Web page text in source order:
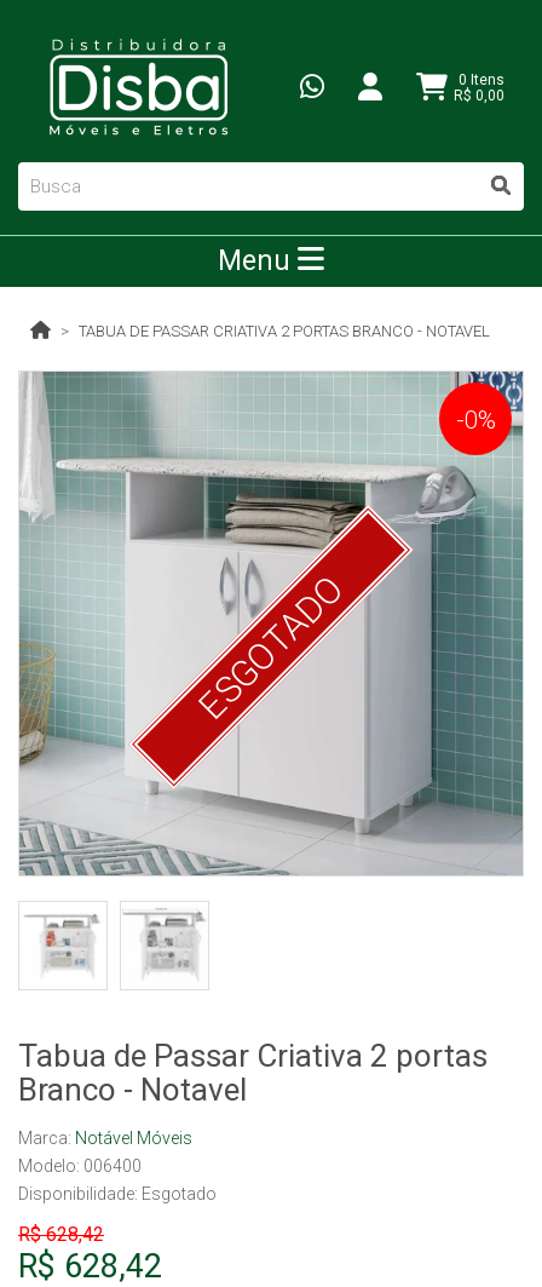
0 Itens
R$ 0,00
Menu
TABUA DE PASSAR CRIATIVA 2 PORTAS BRANCO - NOTAVEL
ESGOTADO
-0%
Tabua de Passar Criativa 2 portas
Branco - Notavel
Marca: Notável Móveis
Modelo: 006400
Disponibilidade: Esgotado
R$ 628,42
R$ 628,42